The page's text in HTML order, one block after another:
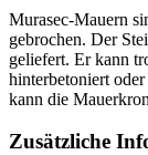
Murasec-Mauern
gebrochen. Der
geliefert. Er kann
hinterbetoniert
kann die
Zusätzliche